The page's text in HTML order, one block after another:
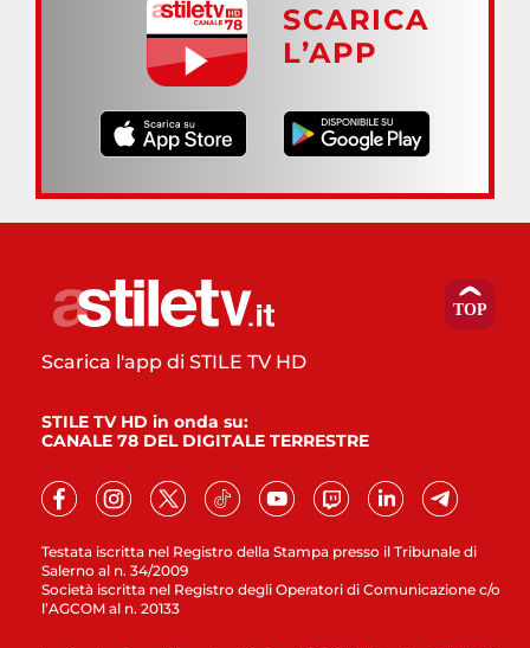
SCARICA
L’APP
Testata iscritta nel Registro della Stampa presso il Tribunale di
Salerno al n. 34/2009
Società iscritta nel Registro degli Operatori di Comunicazione c/o
l’AGCOM al n. 20133
Scarica l'app di STILE TV HD
STILE TV HD in onda su:
CANALE 78 DEL DIGITALE TERRESTRE